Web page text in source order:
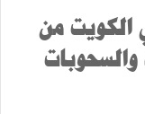
الكويت من
والسحوبات